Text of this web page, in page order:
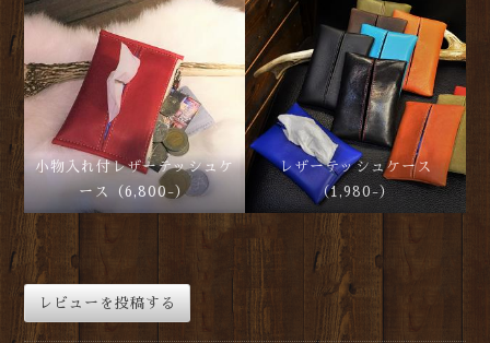
小物入れ付レザーテッシュケ
ース（6,800-）
レザーテッシュケース
（1,980-）
レビューを投稿する